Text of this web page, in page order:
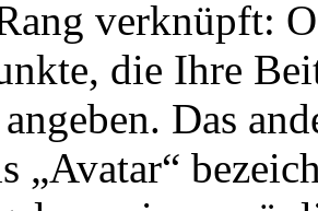
verknüpft:
die Ihre
Das
„Avatar“